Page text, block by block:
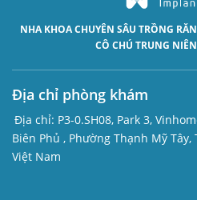
NHA KHOA CHUYÊN SÂU TRỒNG
CÔ CHÚ TRUNG
Địa chỉ phòng khám
Địa chỉ: P3-0.SH08, Park 3,
Biên Phủ , Phường Thạnh Mỹ
Việt Nam